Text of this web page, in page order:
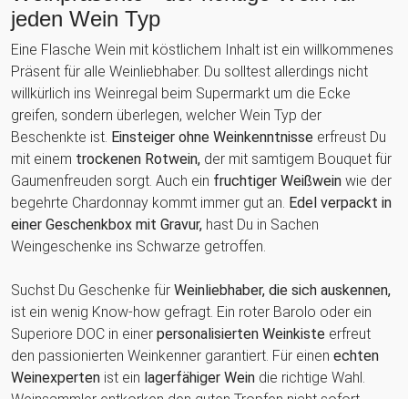
jeden Wein Typ
Eine Flasche Wein mit köstlichem Inhalt ist ein willkommenes
Präsent für alle Weinliebhaber. Du solltest allerdings nicht
willkürlich ins Weinregal beim Supermarkt um die Ecke
greifen, sondern überlegen, welcher Wein Typ der
Beschenkte ist. Einsteiger ohne Weinkenntnisse erfreust Du
mit einem trockenen Rotwein, der mit samtigem Bouquet für
Gaumenfreuden sorgt. Auch ein fruchtiger Weißwein wie der
begehrte Chardonnay kommt immer gut an. Edel verpackt in
einer Geschenkbox mit Gravur, hast Du in Sachen
Weingeschenke ins Schwarze getroffen.
Suchst Du Geschenke für Weinliebhaber, die sich auskennen,
ist ein wenig Know-how gefragt. Ein roter Barolo oder ein
Superiore DOC in einer personalisierten Weinkiste erfreut
den passionierten Weinkenner garantiert. Für einen echten
Weinexperten ist ein lagerfähiger Wein die richtige Wahl.